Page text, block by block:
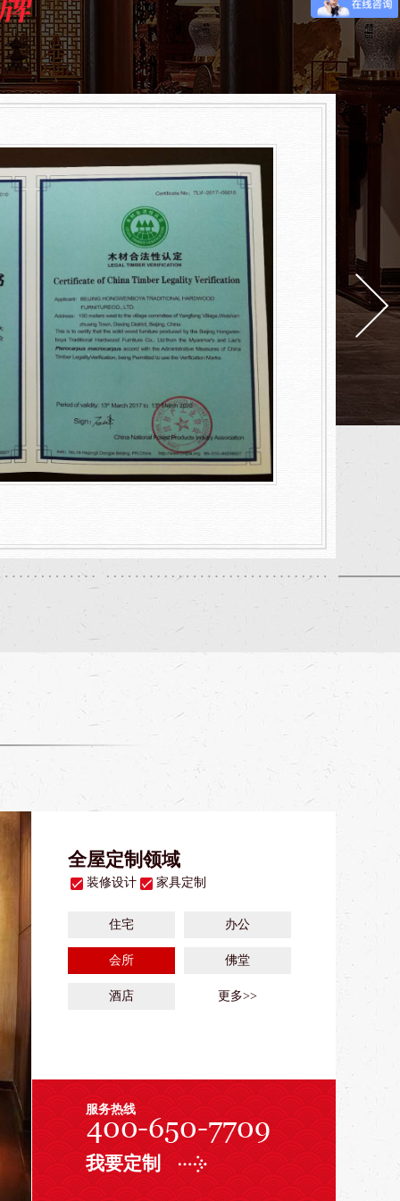
授
全屋定制领域
装修设计 家具定制
住宅 办公
会所 佛堂
酒店 更多>>
服务热线
我要定制